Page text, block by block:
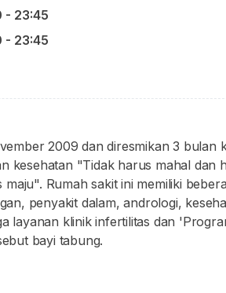
- 23:45
- 23:45
2009 dan diresmikan 3 bulan
kesehatan "Tidak harus mahal dan
Rumah sakit ini memiliki
penyakit dalam, andrologi,
layanan klinik infertilitas dan
bayi tabung.